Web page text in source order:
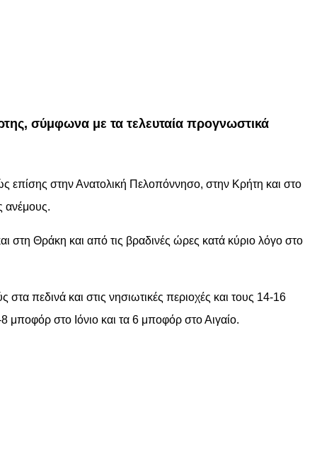
σύμφωνα με τα τελευταία προγνωστικά
επίσης στην Ανατολική Πελοπόννησο, στην Κρήτη και στο
ανέμους.
στη Θράκη και από τις βραδινές ώρες κατά κύριο λόγο στο
πεδινά και στις νησιωτικές περιοχές και τους 14-16
μποφόρ στο Ιόνιο και τα 6 μποφόρ στο Αιγαίο.